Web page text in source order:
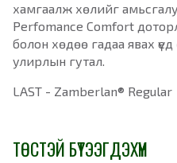
хамгаалж хөлийг
Perfomance Comfort
болон хөдөө гадаа явах
улирлын гутал.
LAST - Zamberlan® Regular
ТӨСТЭЙ БҮТЭЭГДЭХҮҮН